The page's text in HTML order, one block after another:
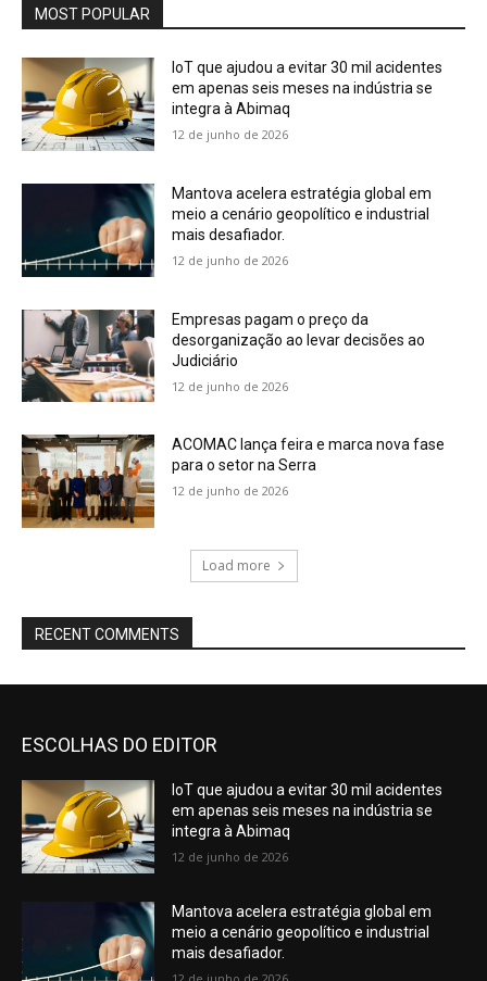
MOST POPULAR
IoT que ajudou a evitar 30 mil acidentes
em apenas seis meses na indústria se
integra à Abimaq
12 de junho de 2026
Mantova acelera estratégia global em
meio a cenário geopolítico e industrial
mais desafiador.
12 de junho de 2026
Empresas pagam o preço da
desorganização ao levar decisões ao
Judiciário
12 de junho de 2026
ACOMAC lança feira e marca nova fase
para o setor na Serra
12 de junho de 2026
Load more
RECENT COMMENTS
ESCOLHAS DO EDITOR
IoT que ajudou a evitar 30 mil acidentes
em apenas seis meses na indústria se
integra à Abimaq
12 de junho de 2026
Mantova acelera estratégia global em
meio a cenário geopolítico e industrial
mais desafiador.